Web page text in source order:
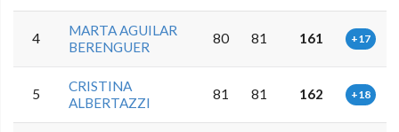
4
MARTA AGUILAR
BERENGUER
80 81 161 +17
5
CRISTINA
ALBERTAZZI
81 81 162 +18